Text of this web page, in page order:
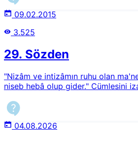
09.02.2015
3.525
29. Sözden
"Nizâm ve intizâmın ruhu olan
niseb hebâ olup gider." Cümlesini
04.08.2026